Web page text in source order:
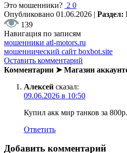
Это мошенники? 2 0
Опубликовано 01.06.2026 | Раздел:
139
Навигация по записям
мошенники atl-motors.ru
мошеннический сайт boxbot.site
Оставить комментарий
Комментарии ➤ Магазин
Алексей сказал:
09.06.2026 в 10:50
Купил акк мир танков за
Ответить
Добавить комментарий